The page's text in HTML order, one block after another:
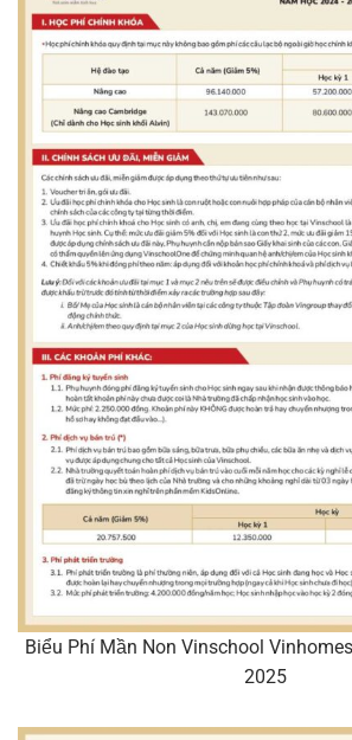
Biểu Phí Mần Non Vinschool
2025